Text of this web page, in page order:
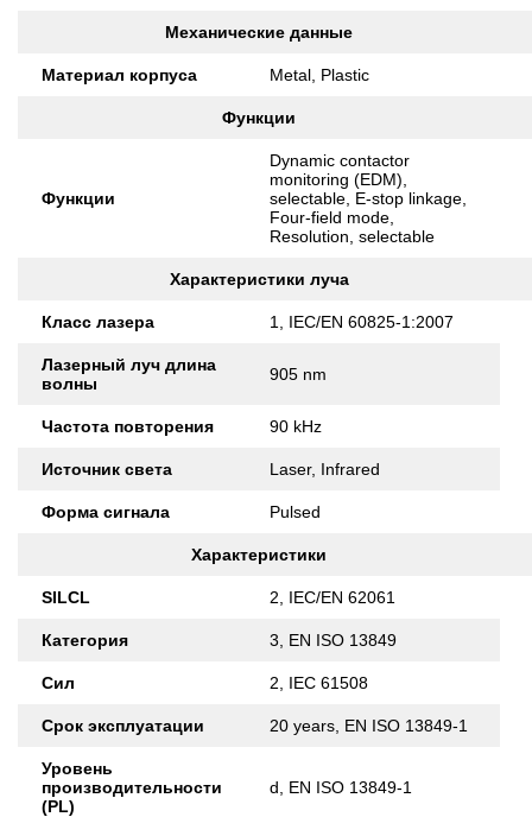
Механические данные
Материал корпуса Metal, Plastic
Функции
Функции
Dynamic contactor
monitoring (EDM),
selectable, E-stop linkage,
Four-field mode,
Resolution, selectable
Характеристики луча
Класс лазера 1, IEC/EN 60825-1:2007
Лазерный луч длина
волны
905 nm
Частота повторения 90 kHz
Источник света Laser, Infrared
Форма сигнала Pulsed
Характеристики
SILCL 2, IEC/EN 62061
Категория 3, EN ISO 13849
Сил 2, IEC 61508
Срок эксплуатации 20 years, EN ISO 13849-1
Уровень
производительности
(PL)
d, EN ISO 13849-1